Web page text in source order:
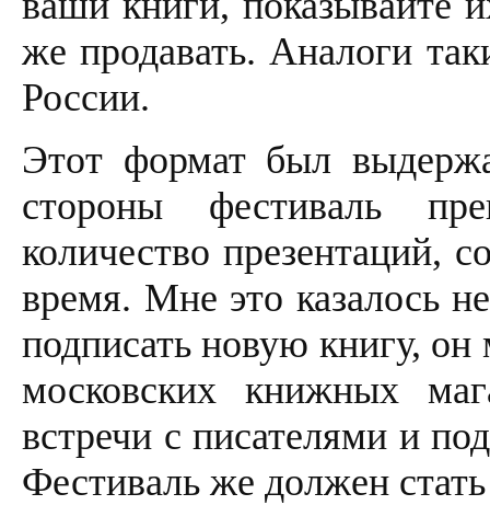
же продавать. Аналоги
России.
Этот формат был
стороны фестиваль
количество презентаций,
время. Мне это казалось
подписать новую книгу,
московских книжных
встречи с писателями и
Фестиваль же должен